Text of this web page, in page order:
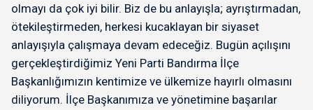
olmayı da çok iyi bilir. Biz de bu anlayışla; ayrıştırmadan,
ötekileştirmeden, herkesi kucaklayan bir siyaset
anlayışıyla çalışmaya devam edeceğiz. Bugün açılışını
gerçekleştirdiğimiz Yeni Parti Bandırma İlçe
Başkanlığımızın kentimize ve ülkemize hayırlı olmasını
diliyorum. İlçe Başkanımıza ve yönetimine başarılar